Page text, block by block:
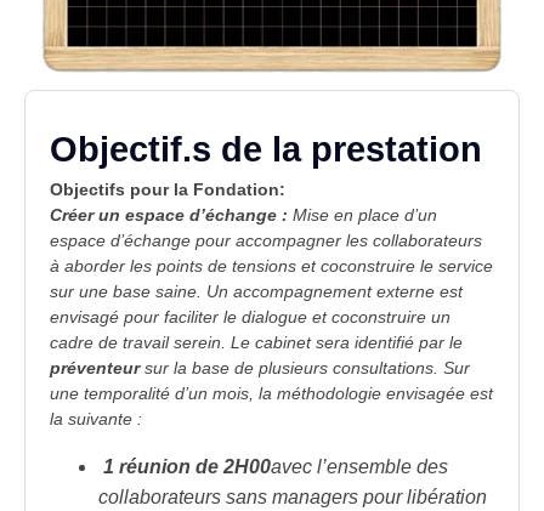
Objectif.s de la prestation
Objectifs pour la Fondation:
Créer un espace d’échange : Mise en place d’un
espace d’échange pour accompagner les collaborateurs
à aborder les points de tensions et coconstruire le service
sur une base saine. Un accompagnement externe est
envisagé pour faciliter le dialogue et coconstruire un
cadre de travailserein. Le cabinet sera identifié par le
préventeursur la base de plusieurs consultations. Sur
une temporalité d’un mois, la méthodologie envisagée est
la suivante :
1 réunion de 2H00avec l’ensemble des
collaborateurs sans managers pour libération